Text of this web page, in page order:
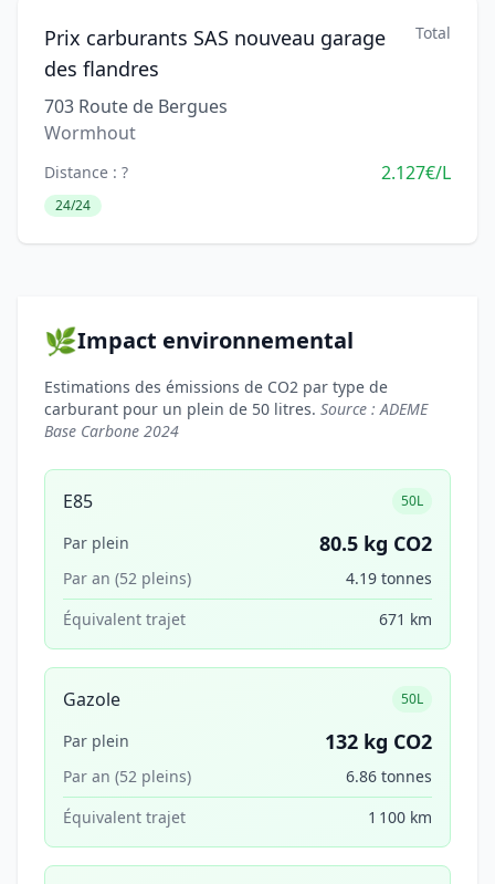
Prix carburants SAS nouveau garage
des flandres
Total
703 Route de Bergues
Wormhout
Distance : ? 2.127€/L
24/24
🌿Impact environnemental
Estimations des émissions de CO2 par type de
carburant pour un plein de 50 litres. Source : ADEME
Base Carbone 2024
E85 50L
Par plein 80.5 kg CO2
Par an (52 pleins)
4.19 tonnes
Équivalent trajet
671 km
Gazole 50L
Par plein 132 kg CO2
Par an (52 pleins)
6.86 tonnes
Équivalent trajet
1 100 km